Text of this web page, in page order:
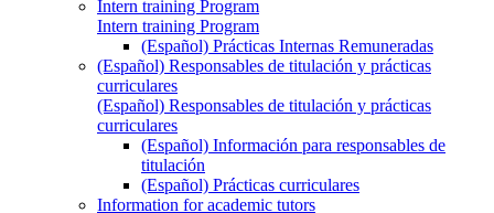
Intern training Program
Intern training Program
(Español) Prácticas Internas Remuneradas
(Español) Responsables de titulación y prácticas
curriculares
(Español) Responsables de titulación y prácticas
curriculares
(Español) Información para responsables de
titulación
(Español) Prácticas curriculares
Information for academic tutors